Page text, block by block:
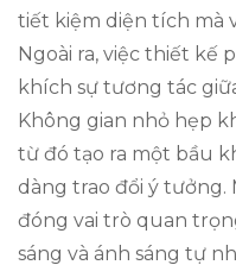
tiết kiệm diện tích mà
Ngoài ra, việc thiết kế
khích sự tương tác
Không gian nhỏ hẹp
từ đó tạo ra một bầu
dàng trao đổi ý tưởng.
đóng vai trò quan
sáng và ánh sáng tự